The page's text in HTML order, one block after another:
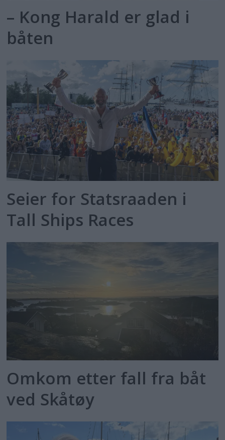
– Kong Harald er glad i
båten
Seier for Statsraaden i
Tall Ships Races
Omkom etter fall fra båt
ved Skåtøy